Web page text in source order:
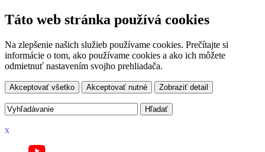
Táto web stránka používá cookies
Na zlepšenie našich služieb používame cookies. Prečítajte si
informácie o tom, ako používame cookies a ako ich môžete
odmietnuť nastavením svojho prehliadača.
Akceptovať všetko Akceptovať nutné Zobraziť detail
x